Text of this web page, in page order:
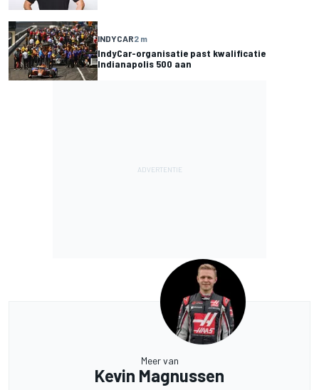
INDYCAR2 m
IndyCar-organisatie past kwalificatie
Indianapolis 500 aan
Meer van
Kevin Magnussen